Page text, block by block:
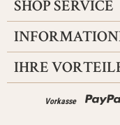
SHOP SERVICE
IHRE
Vorkasse